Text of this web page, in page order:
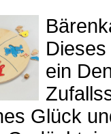
ein
Glück